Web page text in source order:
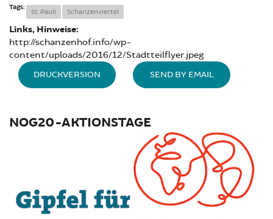
Tags:
St. Pauli Schanzenviertel
Links, Hinweise:
http://schanzenhof.info/wp-
content/uploads/2016/12/Stadtteilflyer.jpeg
DRUCKVERSION SEND BY EMAIL
NOG20-AKTIONSTAGE